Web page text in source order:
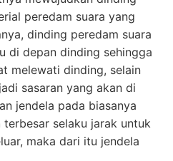
peredam suara yang
dinding peredam suara
di depan dinding sehingga
melewati dinding, selain
sasaran yang akan di
jendela pada biasanya
selaku jarak untuk
maka dari itu jendela